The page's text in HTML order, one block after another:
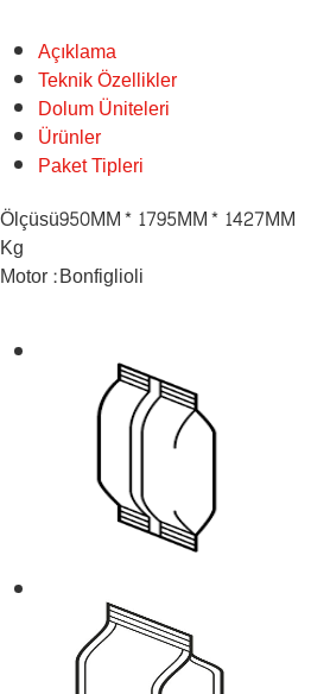
Açıklama
Teknik Özellikler
Dolum Üniteleri
Ürünler
Paket Tipleri
Ölçüsü950MM* 1795MM* 1427MM
Kg
Motor :Bonfiglioli